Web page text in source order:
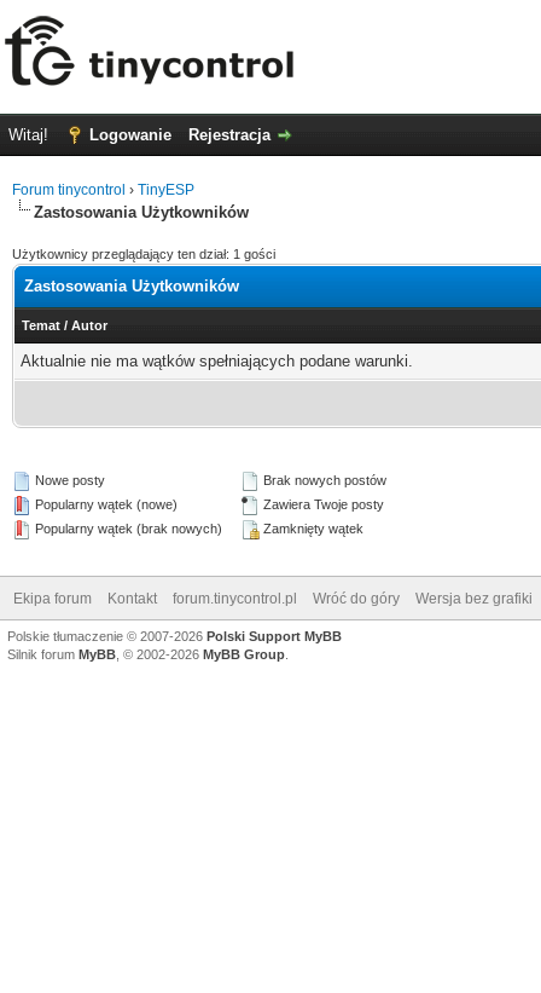
Witaj! Logowanie Rejestracja
Forum tinycontrol › TinyESP
Zastosowania Użytkowników
Użytkownicy przeglądający ten dział: 1 gości
Zastosowania Użytkowników
Temat / Autor
Aktualnie nie ma wątków spełniających podane warunki.
Nowe posty
Popularny wątek (nowe)
Popularny wątek (brak nowych)
Brak nowych postów
Zawiera Twoje posty
Zamknięty wątek
Ekipa forum Kontakt forum.tinycontrol.pl Wróć do góry Wersja bez grafiki
Polskie tłumaczenie © 2007-2026 Polski Support MyBB
Silnik forum MyBB , © 2002-2026 MyBB Group